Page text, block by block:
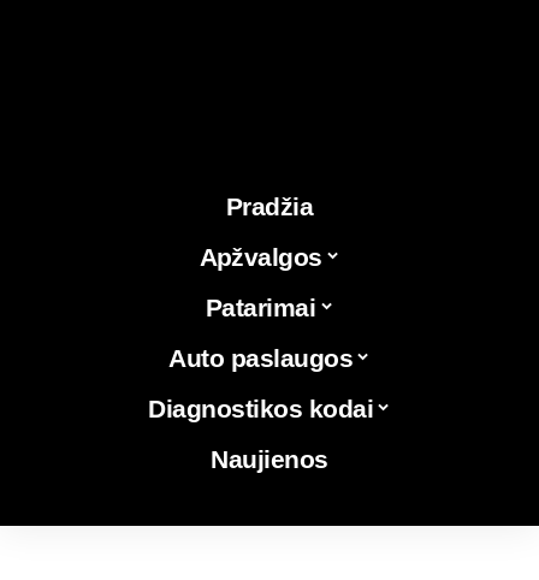
Pradžia
Apžvalgos
Patarimai
Auto paslaugos
Diagnostikos kodai
Naujienos